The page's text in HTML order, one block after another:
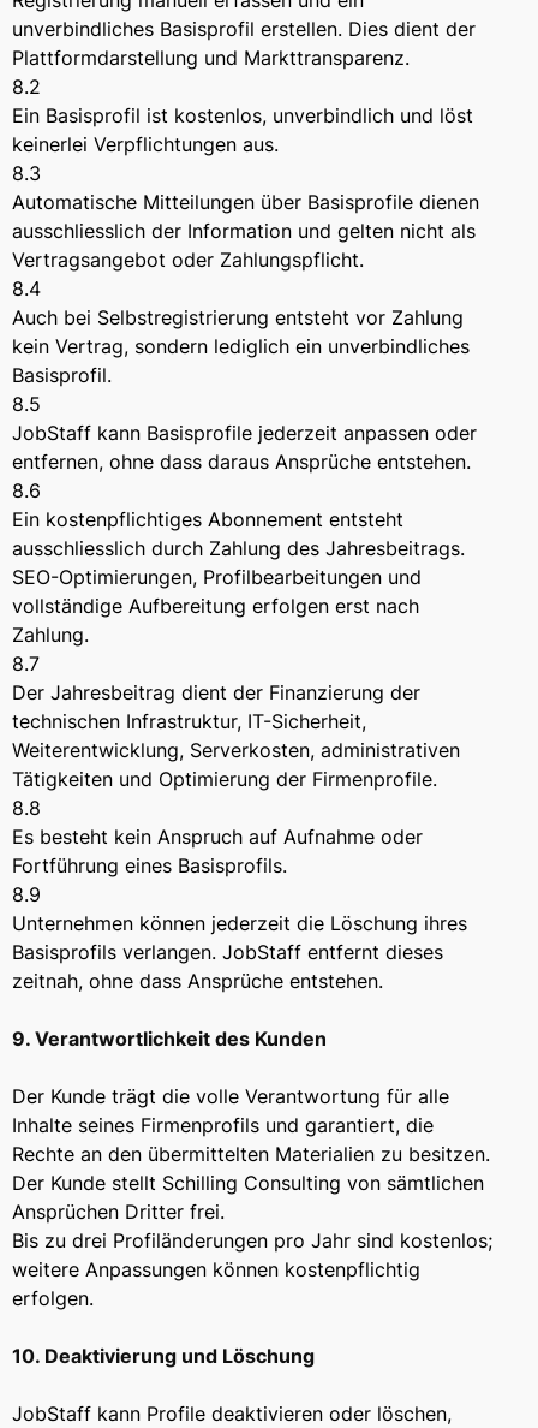
unverbindliches Basisprofil erstellen. Dies dient der
Plattformdarstellung und Markttransparenz.
8.2
Ein Basisprofil ist kostenlos, unverbindlich und löst
keinerlei Verpflichtungen aus.
8.3
Automatische Mitteilungen über Basisprofile dienen
ausschliesslich der Information und gelten nicht als
Vertragsangebot oder Zahlungspflicht.
8.4
Auch bei Selbstregistrierung entsteht vor Zahlung
kein Vertrag, sondern lediglich ein unverbindliches
Basisprofil.
8.5
JobStaff kann Basisprofile jederzeit anpassen oder
entfernen, ohne dass daraus Ansprüche entstehen.
8.6
Ein kostenpflichtiges Abonnement entsteht
ausschliesslich durch Zahlung des Jahresbeitrags.
SEO-Optimierungen, Profilbearbeitungen und
vollständige Aufbereitung erfolgen erst nach
Zahlung.
8.7
Der Jahresbeitrag dient der Finanzierung der
technischen Infrastruktur, IT-Sicherheit,
Weiterentwicklung, Serverkosten, administrativen
Tätigkeiten und Optimierung der Firmenprofile.
8.8
Es besteht kein Anspruch auf Aufnahme oder
Fortführung eines Basisprofils.
8.9
Unternehmen können jederzeit die Löschung ihres
Basisprofils verlangen. JobStaff entfernt dieses
zeitnah, ohne dass Ansprüche entstehen.
9. Verantwortlichkeit des Kunden
Der Kunde trägt die volle Verantwortung für alle
Inhalte seines Firmenprofils und garantiert, die
Rechte an den übermittelten Materialien zu besitzen.
Der Kunde stellt Schilling Consulting von sämtlichen
Ansprüchen Dritter frei.
Bis zu drei Profiländerungen pro Jahr sind kostenlos;
weitere Anpassungen können kostenpflichtig
erfolgen.
10. Deaktivierung und Löschung
JobStaff kann Profile deaktivieren oder löschen,